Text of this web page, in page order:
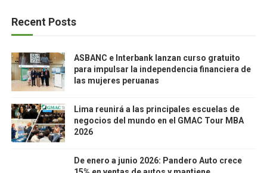
Recent Posts
ASBANC e Interbank lanzan curso gratuito
para impulsar la independencia financiera de
las mujeres peruanas
Lima reunirá a las principales escuelas de
negocios del mundo en el GMAC Tour MBA
2026
De enero a junio 2026: Pandero Auto crece